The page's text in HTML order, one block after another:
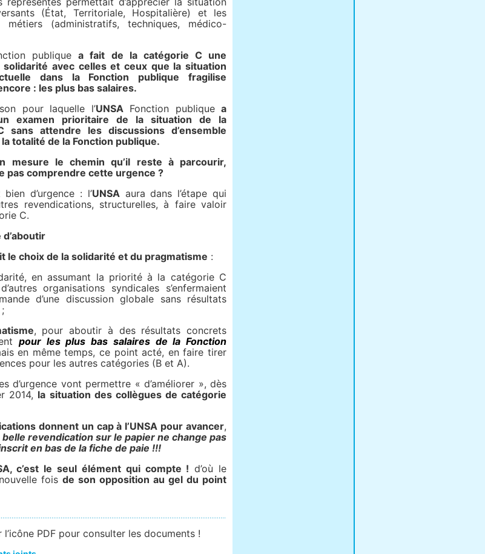
(État, Territoriale, Hospitalière) et les
métiers (administratifs, techniques, médico-
publiquea fait de la catégorie C une
avec celles et ceux que la situation
dans la Fonction publique fragilise
: les plus bas salaires.
pour laquelle l’UNSAFonction publique a
examen prioritaire de la situation de la
sans attendre les discussions d’ensemble
totalité de la Fonction publique.
mesure le chemin qu’il reste à parcourir,
pas comprendre cette urgence ?
bien d’urgence : l’UNSAaura dans l’étape qui
revendications, structurelles, à faire valoir
C.
le choix de la solidarité et du pragmatisme :
en assumant la priorité à la catégorie C
organisations syndicales s’enfermaient
d’une discussion globale sans résultats
, pour aboutir à des résultats concrets
pour les plus bas salaires de la Fonction
en même temps, ce point acté, en faire tirer
pour les autres catégories (B et A).
d’urgence vont permettre « d’améliorer », dès
2014, la situation des collègues de catégorie
donnent un cap à l’UNSA pour avancer,
belle revendication sur le papier ne change pas
en bas de la fiche de paie !!!
c’est le seul élément qui compte ! d’où le
fois de son opposition au gel du point
l’icône PDF pour consulter les documents !